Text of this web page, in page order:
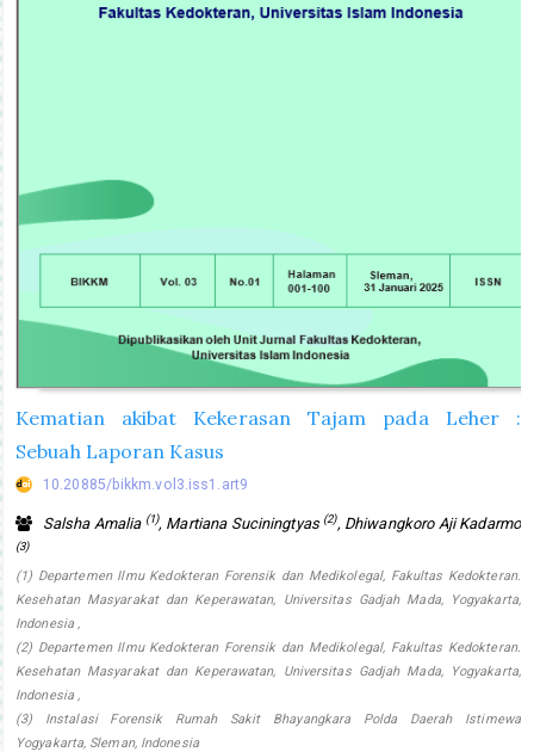
Kematian akibat Kekerasan Tajam pada Leher :
Sebuah Laporan Kasus
10.20885/bikkm.vol3.iss1.art9
Salsha Amalia (1), Martiana Suciningtyas (2), Dhiwangkoro Aji Kadarmo
(3)
(1) Departemen Ilmu Kedokteran Forensik dan Medikolegal, Fakultas Kedokteran.
Kesehatan Masyarakat dan Keperawatan, Universitas Gadjah Mada, Yogyakarta,
Indonesia ,
(2) Departemen Ilmu Kedokteran Forensik dan Medikolegal, Fakultas Kedokteran.
Kesehatan Masyarakat dan Keperawatan, Universitas Gadjah Mada, Yogyakarta,
Indonesia ,
(3) Instalasi Forensik Rumah Sakit Bhayangkara Polda Daerah Istimewa
Yogyakarta, Sleman, Indonesia